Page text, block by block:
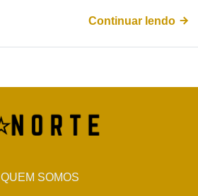
Continuar lendo
QUEM SOMOS